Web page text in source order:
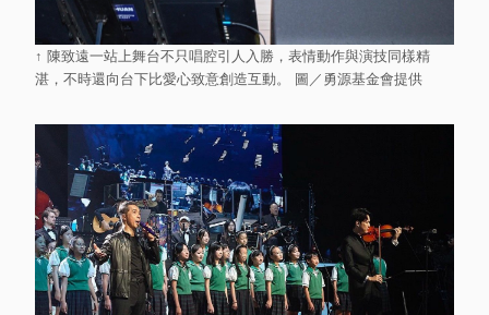
↑ 陳致遠一站上舞台不只唱腔引人入勝，表情動作與演技同樣精
湛，不時還向台下比愛心致意創造互動。 圖／勇源基金會提供